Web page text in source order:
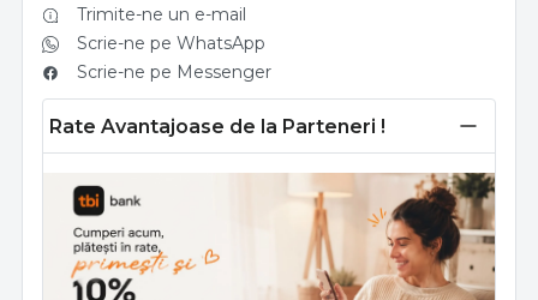
Trimite-ne un e-mail
Scrie-ne pe WhatsApp
Scrie-ne pe Messenger
Rate Avantajoase de la Parteneri !